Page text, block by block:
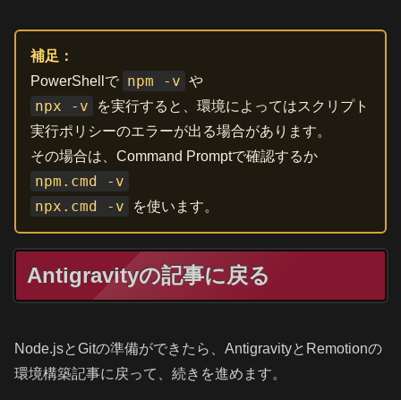
補足：
PowerShellで npm -v や
npx -v
を実行すると、環境によってはスクリプト
実行ポリシーのエラーが出る場合があります。
その場合は、Command Promptで確認するか
npm.cmd -v
npx.cmd -v
を使います。
Antigravityの記事に戻る
Node.jsとGitの準備ができたら、AntigravityとRemotionの
環境構築記事に戻って、続きを進めます。